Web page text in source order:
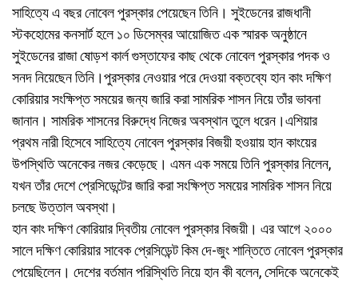
সাহিত্যে এ বছর নোবেল পুরস্কার পেয়েছেন তিনি। সুইডেনের রাজধানী
স্টকহোমের কনসার্ট হলে ১০ ডিসেম্বর আয়োজিত এক স্মারক অনুষ্ঠানে
সুইডেনের রাজা ষোড়শ কার্ল গুস্তাফের কাছ থেকে নোবেল পুরস্কার পদক ও
সনদ নিয়েছেন তিনি।পুরস্কার নেওয়ার পরে দেওয়া বক্তব্যে হান কাং দক্ষিণ
কোরিয়ার সংক্ষিপ্ত সময়ের জন্য জারি করা সামরিক শাসন নিয়ে তাঁর ভাবনা
জানান। সামরিক শাসনের বিরুদ্ধে নিজের অবস্থান তুলে ধরেন।এশিয়ার
প্রথম নারী হিসেবে সাহিত্যে নোবেল পুরস্কার বিজয়ী হওয়ায় হান কাংয়ের
উপস্থিতি অনেকের নজর কেড়েছে। এমন এক সময়ে তিনি পুরস্কার নিলেন,
যখন তাঁর দেশে প্রেসিডেন্টের জারি করা সংক্ষিপ্ত সময়ের সামরিক শাসন নিয়ে
চলছে উত্তাল অবস্থা।
হান কাং দক্ষিণ কোরিয়ার দ্বিতীয় নোবেল পুরস্কার বিজয়ী। এর আগে ২০০০
সালে দক্ষিণ কোরিয়ার সাবেক প্রেসিডেন্ট কিম দে-জুং শান্তিতে নোবেল পুরস্কার
পেয়েছিলেন। দেশের বর্তমান পরিস্থিতি নিয়ে হান কী বলেন, সেদিকে অনেকেই